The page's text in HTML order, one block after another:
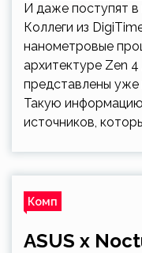
И даже поступят
Коллеги из
нанометровые
архитектуре Zen
представлены уже
Такую информацию
источников,
Комп
ASUS x